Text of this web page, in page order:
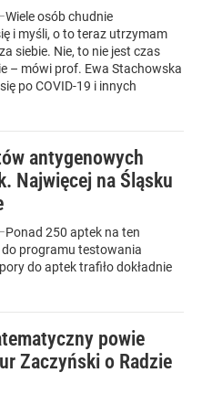
Wiele osób chudnie
i myśli, o to teraz utrzymam
siebie. Nie, to nie jest czas
– mówi prof. Ewa Stachowska
po COVID-19 i innych
antygenowych
Najwięcej na Śląsku
Ponad 250 aptek na ten
programu testowania
do aptek trafiło dokładnie
powie
Zaczyński o Radzie